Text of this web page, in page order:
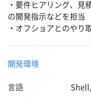
・要件ヒアリング、見
の開発指示などを担当
・オフショアとのやり
開発環境
言語 Shell,